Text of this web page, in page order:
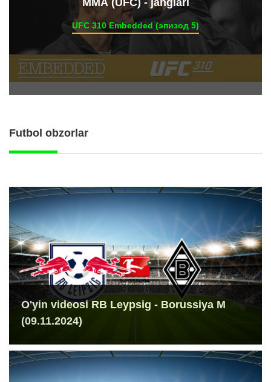
ММА (UFC) - janglari
UFC 310 Embedded (эпизод 5)
Futbol obzorlar
O'yin videosi RB Leypsig - Borussiya M
(09.11.2024)